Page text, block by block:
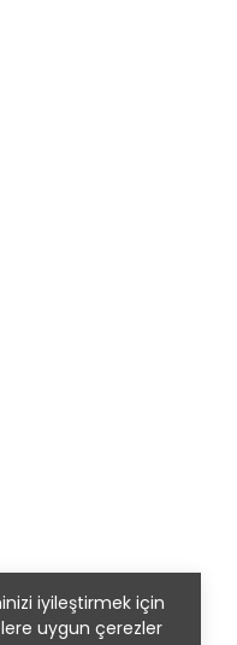
iyileştirmek için
uygun çerezler